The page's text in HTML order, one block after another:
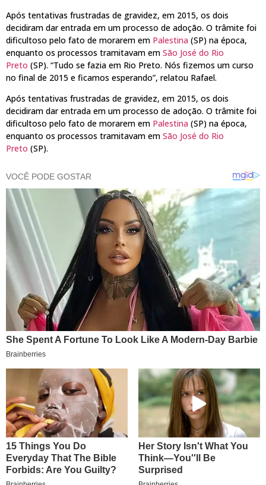
Após tentativas frustradas de gravidez, em 2015, os dois
decidiram dar entrada em um processo de adoção. O trâmite foi
dificultoso pelo fato de morarem em Palestina (SP) na época,
enquanto os processos tramitavam em São José do Rio
Preto (SP). “Tudo se fazia em Rio Preto. Nós fizemos um curso
no final de 2015 e ficamos esperando”, relatou Rafael.
Após tentativas frustradas de gravidez, em 2015, os dois
decidiram dar entrada em um processo de adoção. O trâmite foi
dificultoso pelo fato de morarem em Palestina (SP) na época,
enquanto os processos tramitavam em São José do Rio
Preto (SP).